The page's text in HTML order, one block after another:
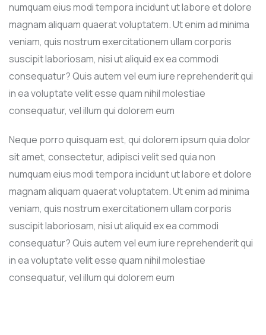
numquam eius modi tempora incidunt ut labore et dolore
magnam aliquam quaerat voluptatem. Ut enim ad minima
veniam, quis nostrum exercitationem ullam corporis
suscipit laboriosam, nisi ut aliquid ex ea commodi
consequatur? Quis autem vel eum iure reprehenderit qui
in ea voluptate velit esse quam nihil molestiae
consequatur, vel illum qui dolorem eum
Neque porro quisquam est, qui dolorem ipsum quia dolor
sit amet, consectetur, adipisci velit sed quia non
numquam eius modi tempora incidunt ut labore et dolore
magnam aliquam quaerat voluptatem. Ut enim ad minima
veniam, quis nostrum exercitationem ullam corporis
suscipit laboriosam, nisi ut aliquid ex ea commodi
consequatur? Quis autem vel eum iure reprehenderit qui
in ea voluptate velit esse quam nihil molestiae
consequatur, vel illum qui dolorem eum